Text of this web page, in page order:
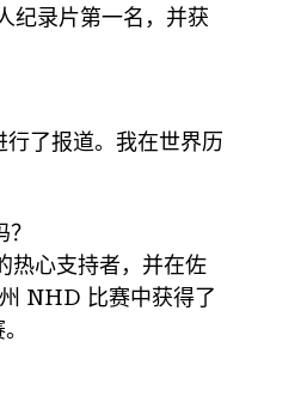
纪录片第一名，并获
了报道。我在世界历
热心支持者，并在佐
NHD 比赛中获得了